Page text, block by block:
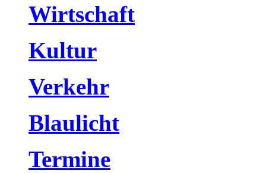
Wirtschaft
Kultur
Verkehr
Blaulicht
Termine